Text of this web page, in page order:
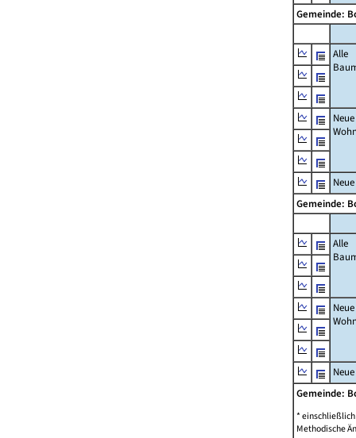
Gemeinde:
Alle
Neue
Gemeinde:
Alle
Neue
Gemeinde:
*
Methodische